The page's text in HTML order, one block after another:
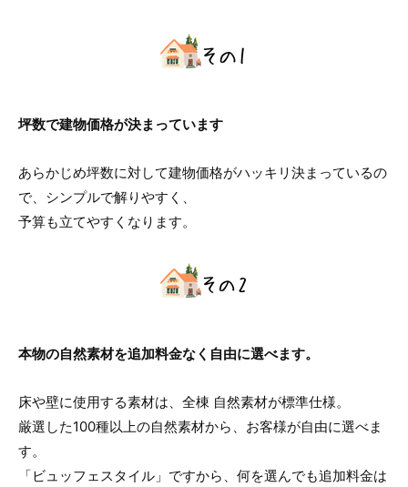
坪数で建物価格が決まっています
あらかじめ坪数に対して建物価格がハッキリ決まっているの
で、シンプルで解りやすく、
予算も立てやすくなります。
本物の自然素材を追加料金なく自由に選べます。
床や壁に使用する素材は、全棟 自然素材が標準仕様。
厳選した100種以上の自然素材から、お客様が自由に選べま
す。
「ビュッフェスタイル」ですから、何を選んでも追加料金は